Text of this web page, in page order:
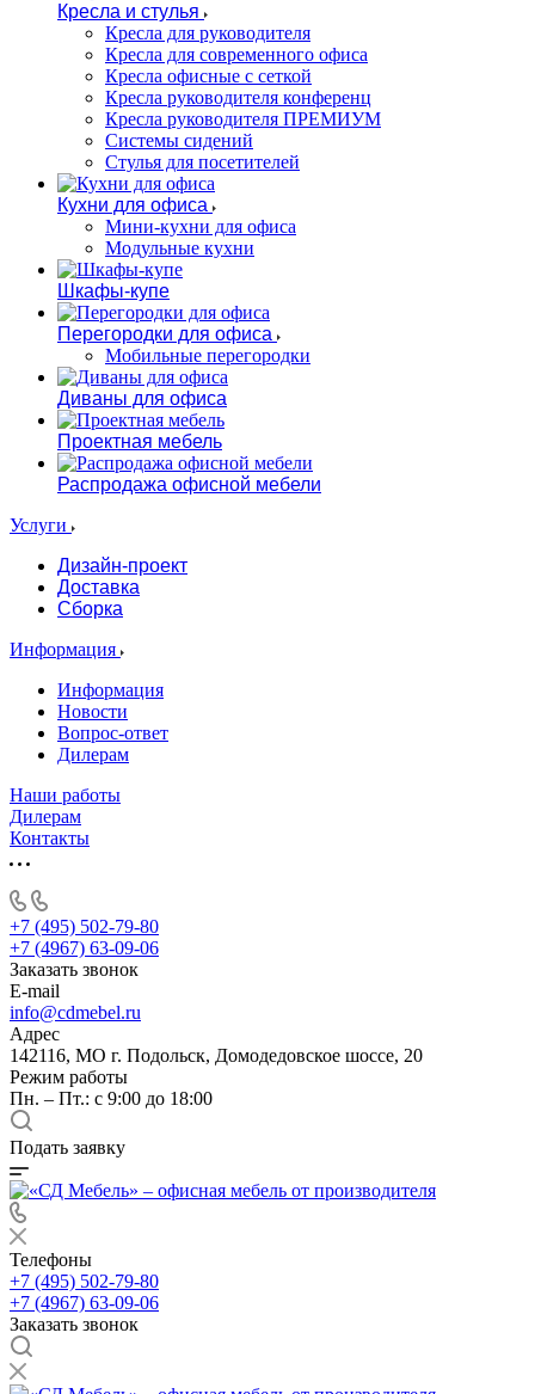
Кресла и стулья
Кресла для руководителя
Кресла для современного офиса
Кресла офисные с сеткой
Кресла руководителя конференц
Кресла руководителя ПРЕМИУМ
Системы сидений
Стулья для посетителей
Кухни для офиса
Мини-кухни для офиса
Модульные кухни
Шкафы-купе
Перегородки для офиса
Мобильные перегородки
Диваны для офиса
Проектная мебель
Распродажа офисной мебели
Услуги
Дизайн-проект
Доставка
Сборка
Информация
Информация
Новости
Вопрос-ответ
Дилерам
Наши работы
Дилерам
Контакты
+7 (495) 502-79-80
+7 (4967) 63-09-06
Заказать звонок
E-mail
info@cdmebel.ru
Адрес
142116, МО г. Подольск, Домодедовское шоссе, 20
Режим работы
Пн. – Пт.: с 9:00 до 18:00
Подать заявку
Телефоны
+7 (495) 502-79-80
+7 (4967) 63-09-06
Заказать звонок